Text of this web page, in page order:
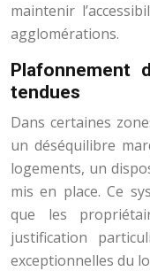
maintenir
agglomérations.
Plafonnement
tendues
Dans certaines
un déséquilibre
logements, un
mis en place. Ce
que les
justification
exceptionnelles du